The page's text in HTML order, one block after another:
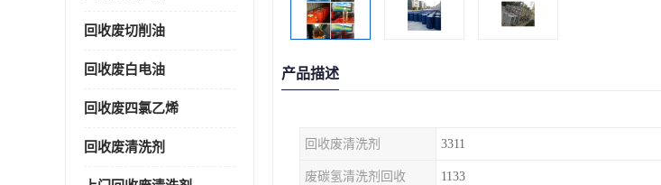
回收废切削油
回收废白电油
回收废四氯乙烯
回收废清洗剂
产品描述
回收废清洗剂 3311
废碳氢清洗剂回收 1133